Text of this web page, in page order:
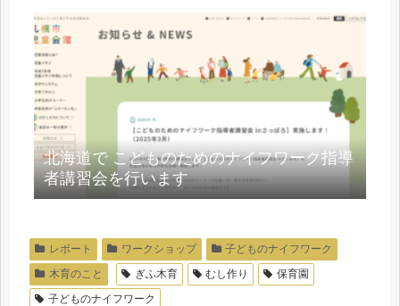
北海道で こどものためのナイフワーク指導
者講習会を行います
レポート ワークショップ
子どものナイフワーク
木育のこと
ぎふ木育 むし作り
保育園
子どものナイフワーク